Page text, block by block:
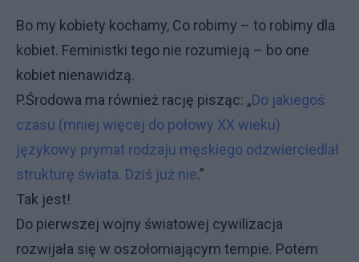
Bo my kobiety kochamy, Co robimy – to robimy dla
kobiet. Feministki tego nie rozumieją – bo one
kobiet nienawidzą.
P.Środowa ma również rację pisząc: „Do jakiegoś
czasu (mniej więcej do połowy XX wieku)
językowy prymat rodzaju męskiego odzwierciedlał
strukturę świata. Dziś już nie.”
Tak jest!
Do pierwszej wojny światowej cywilizacja
rozwijała się w oszołomiającym tempie. Potem